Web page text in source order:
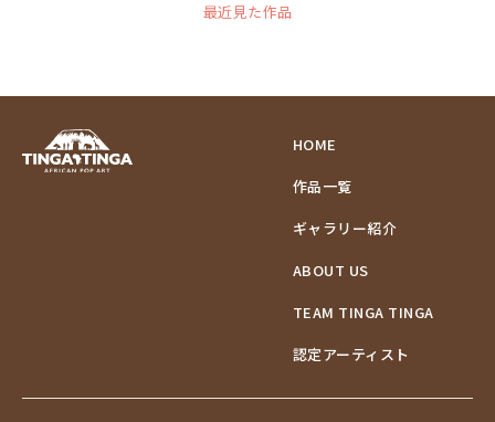
最近見た作品
HOME
作品一覧
ギャラリー紹介
ABOUT US
TEAM TINGA TINGA
認定アーティスト